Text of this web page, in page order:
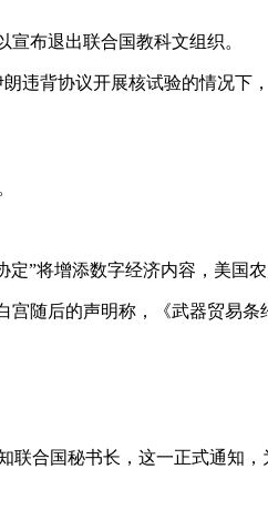
布退出联合国教科文组织。
违背协议开展核试验的情况下
”将增添数字经济内容，美国
随后的声明称，《武器贸易条
合国秘书长，这一正式通知